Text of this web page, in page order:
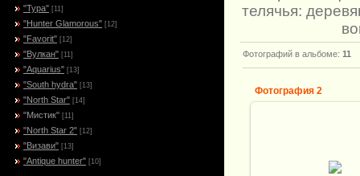
"Тура" [11]
"Hunter Glamorous" [12]
"Favorit" [12]
"Вулкан" [11]
"Aquarius" [13]
"South hydra" [13]
"North Star" [14]
"Мистик" [11]
"North Star 2" [12]
"Визави" [13]
"Antique hunter" [10]
телячья:
Фотографий в альбоме: 11
Фотография 2
Кузнец: А.Белый.